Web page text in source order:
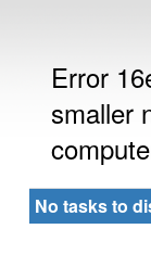
Error
smaller
No tasks to